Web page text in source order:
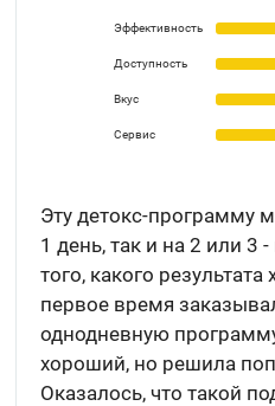
Эффективность
Доступность
Вкус
Сервис
Эту детокс-программу
1 день, так и на 2 или 3
того, какого результата
первое время
однодневную
хороший, но решила
Оказалось, что такой